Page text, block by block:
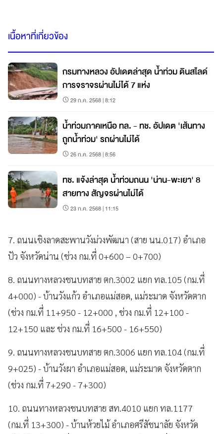
เนื้อหาที่เกี่ยวข้อง
กรมทางหลวง อัปเดตล่าสุด น้ำท่วม ดินสไลด์
การจราจรผ่านไม่ได้ 7 แห่ง
29 ก.ค. 2568 | 8:12
น้ำท่วมภาคเหนือ ทล. - ทช. อัปเดต 'เส้นทาง
ถูกน้ำท่วม' รถผ่านไม่ได้
26 ก.ค. 2568 | 8:56
ทช. แจ้งล่าสุด น้ำท่วมถนน 'น่าน-พะเยา' 8
สายทาง สัญจรผ่านไม่ได้
23 ก.ค. 2568 | 11:15
7. ถนนเชิงลาดสะพานวังม่วงพัฒนา (สาย นน.017) อำเภอ
ปัว จังหวัดน่าน (ช่วง กม.ที่ 0+600 – 0+700)
8. ถนนทางหลวงชนบทสาย ตก.3002 แยก ทล.105 (กม.ที่
4+000) - บ้านวังแก้ว อำเภอแม่สอด, แม่ระมาด จังหวัดตาก
(ช่วง กม.ที่ 11+950 - 12+000 , ช่วง กม.ที่ 12+100 -
12+150 และ ช่วง กม.ที่ 16+500 - 16+550)
9. ถนนทางหลวงชนบทสาย ตก.3006 แยก ทล.104 (กม.ที่
9+025) - บ้านวังผา อำเภอแม่สอด, แม่ระมาด จังหวัดตาก
(ช่วง กม.ที่ 7+290 - 7+300)
10. ถนนทางหลวงชนบทสาย สท.4010 แยก ทล.1177
(กม.ที่ 13+300) - บ้านห้วยไม้ อำเภอศรีสัชนาลัย จังหวัด